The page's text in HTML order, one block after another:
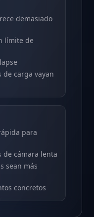
demasiado
límite de
carga vayan
para
de cámara lenta
sean más
concretos